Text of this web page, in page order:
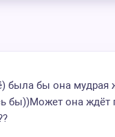
была бы она
бы))Может она ждёт